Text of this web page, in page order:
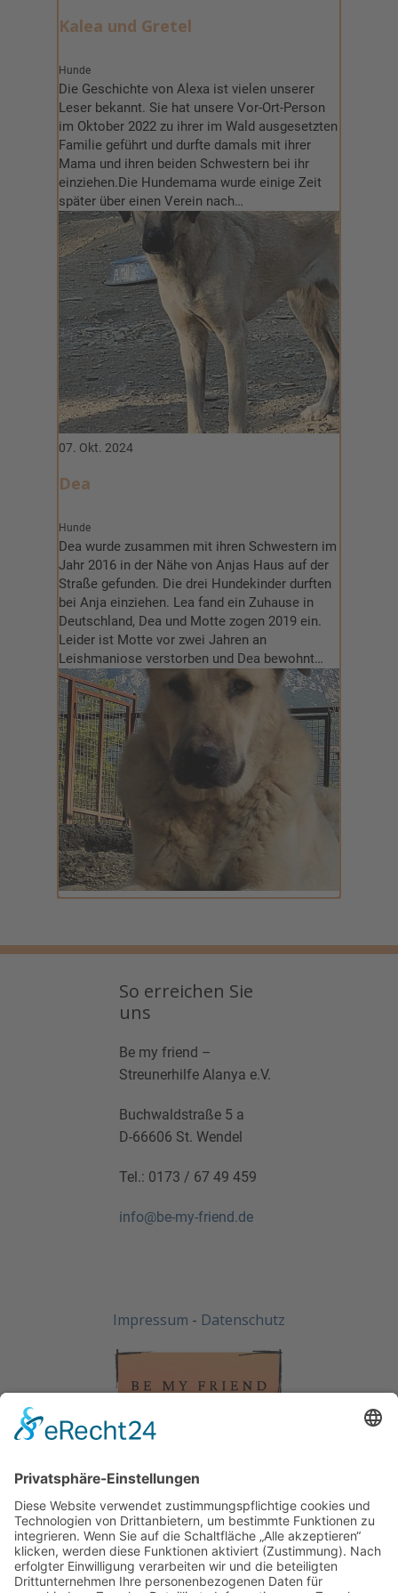
Kalea und Gretel
Hunde
Die Geschichte von Alexa ist vielen unserer
Leser bekannt. Sie hat unsere Vor-Ort-Person
im Oktober 2022 zu ihrer im Wald ausgesetzten
Familie geführt und durfte damals mit ihrer
Mama und ihren beiden Schwestern bei ihr
einziehen.Die Hundemama wurde einige Zeit
später über einen Verein nach…
07. Okt. 2024
Dea
Hunde
Dea wurde zusammen mit ihren Schwestern im
Jahr 2016 in der Nähe von Anjas Haus auf der
Straße gefunden. Die drei Hundekinder durften
bei Anja einziehen. Lea fand ein Zuhause in
Deutschland, Dea und Motte zogen 2019 ein.
Leider ist Motte vor zwei Jahren an
Leishmaniose verstorben und Dea bewohnt…
So erreichen Sie
uns
Be my friend –
Streunerhilfe Alanya e.V.
Buchwaldstraße 5 a
D-66606 St. Wendel
Tel.: ​0173 / 67 49 459
info@be-my-friend.de
Impressum - Datenschutz
Wichtiges